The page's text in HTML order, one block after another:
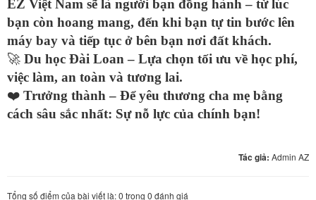
EZ Việt Nam sẽ là người bạn đồng hành – từ lúc
bạn còn hoang mang, đến khi bạn tự tin bước lên
máy bay và tiếp tục ở bên bạn nơi đất khách.
🚀 Du học Đài Loan – Lựa chọn tối ưu về học phí,
việc làm, an toàn và tương lai.
❤ Trưởng thành – Để yêu thương cha mẹ bằng
cách sâu sắc nhất: Sự nỗ lực của chính bạn!
Tác giả: Admin AZ
Tổng số điểm của bài viết là: 0 trong 0 đánh giá